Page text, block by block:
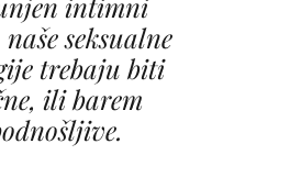
seksualne
trebaju biti
ili barem